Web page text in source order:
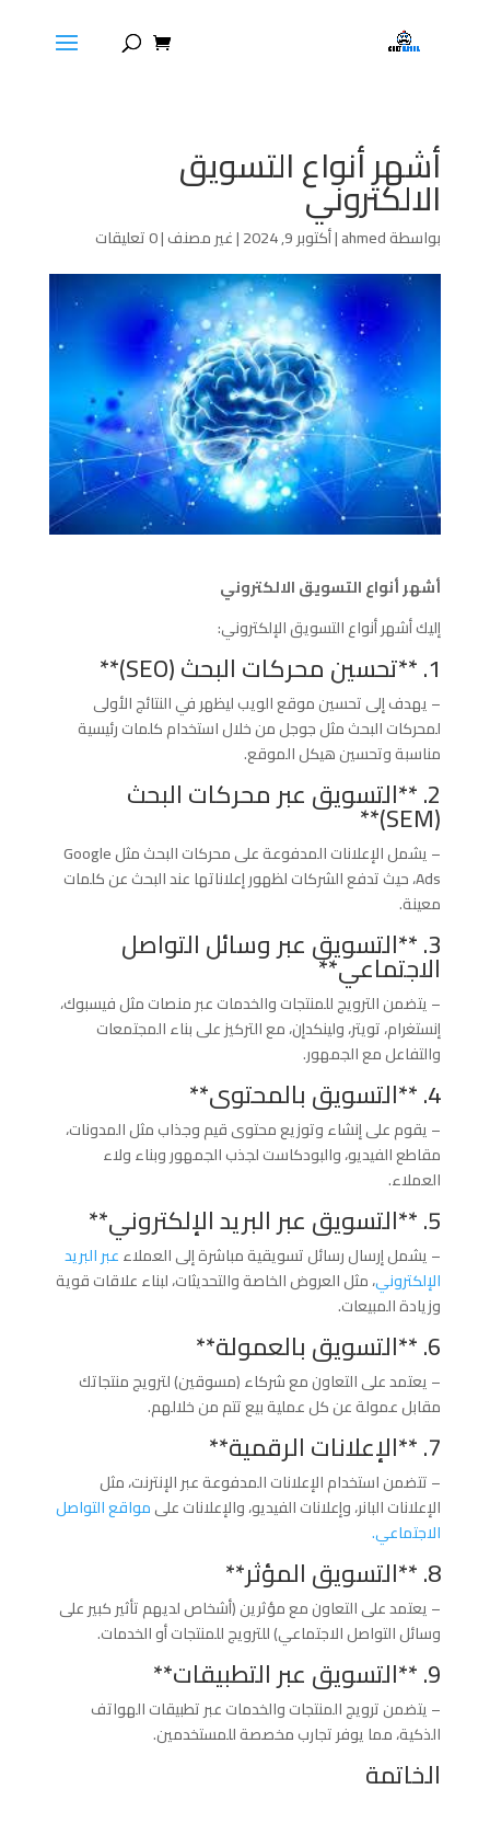
أشهر أنواع التسويق
الالكتروني
بواسطةahmed
|أكتوبر 9, 2024 |غير مصنف|0 تعليقات
أشهر أنواع التسويق الالكتروني
إليك أشهر أنواع التسويق الإلكتروني:
1. **تحسين محركات البحث (SEO)**
– يهدف إلى تحسين موقع الويب ليظهر في النتائج الأولى
لمحركات البحث مثل جوجل من خلال استخدام كلمات رئيسية
مناسبة وتحسين هيكل الموقع.
2. **التسويق عبر محركات البحث
(SEM)**
– يشمل الإعلانات المدفوعة على محركات البحث مثل Google
Ads، حيث تدفع الشركات لظهور إعلاناتها عند البحث عن كلمات
معينة.
3. **التسويق عبر وسائل التواصل
الاجتماعي**
– يتضمن الترويج للمنتجات والخدمات عبر منصات مثل فيسبوك،
إنستغرام، تويتر، ولينكدإن، مع التركيز على بناء المجتمعات
والتفاعل مع الجمهور.
4. **التسويق بالمحتوى**
– يقوم على إنشاء وتوزيع محتوى قيم وجذاب مثل المدونات،
مقاطع الفيديو، والبودكاست لجذب الجمهور وبناء ولاء
العملاء.
5. **التسويق عبر البريد الإلكتروني**
– يشمل إرسال رسائل تسويقية مباشرة إلى العملاءعبر البريد
الإلكتروني، مثل العروض الخاصة والتحديثات، لبناء علاقات قوية
وزيادة المبيعات.
6. **التسويق بالعمولة**
– يعتمد على التعاون مع شركاء (مسوقين) لترويج منتجاتك
مقابل عمولة عن كل عملية بيع تتم من خلالهم.
7. **الإعلانات الرقمية**
– تتضمن استخدام الإعلانات المدفوعة عبر الإنترنت، مثل
الإعلانات البانر، وإعلانات الفيديو، والإعلانات علىمواقع التواصل
الاجتماعي.
8. **التسويق المؤثر**
– يعتمد على التعاون مع مؤثرين (أشخاص لديهم تأثير كبير على
وسائل التواصل الاجتماعي) للترويج للمنتجات أو الخدمات.
9. **التسويق عبر التطبيقات**
– يتضمن ترويج المنتجات والخدمات عبر تطبيقات الهواتف
الذكية، مما يوفر تجارب مخصصة للمستخدمين.
الخاتمة